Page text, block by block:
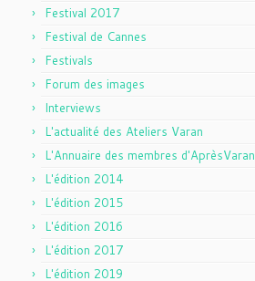
Festival 2017
Festival de Cannes
Festivals
Forum des images
Interviews
L'actualité des Ateliers Varan
L'Annuaire des membres d'AprèsVaran
L'édition 2014
L'édition 2015
L'édition 2016
L'édition 2017
L'édition 2019